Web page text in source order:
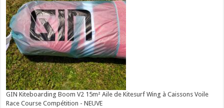
GIN Kiteboarding Boom V2 15m² Aile de Kitesurf Wing à Caissons Voile
Race Course Compétition - NEUVE